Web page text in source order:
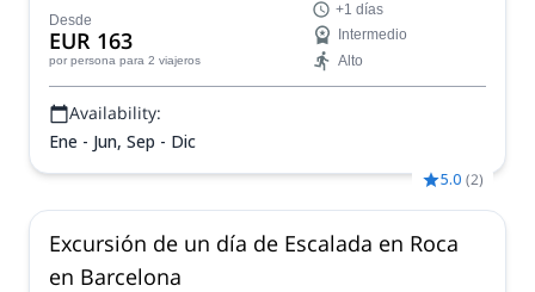
en este fantástico destino. Todos los niveles son posibles,
así que elige una ruta ¡y hazlo realidad!
Desde
EUR 163
por persona para 2 viajeros
+1 días
Intermedio
Alto
Availability:
Ene - Jun, Sep - Dic
5.0 (2)
Excursión de un día de Escalada en Roca
en Barcelona